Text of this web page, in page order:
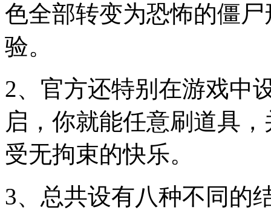
色全部转变为恐怖的僵
验。
2、官方还特别在游戏中
启，你就能任意刷道具
受无拘束的快乐。
3、总共设有八种不同的